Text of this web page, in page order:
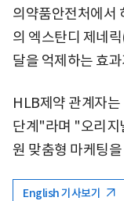
의약품안전처에서
의 엑스탄디 제네
달을 억제하는 효
HLB제약 관계자
단계"라며 "오리지
원 맞춤형 마케팅
English 기사보기